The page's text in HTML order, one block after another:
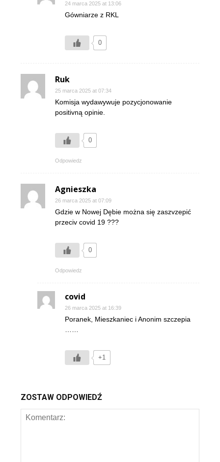
24 marca 2025 at 13:06
Gówniarze z RKL
0
Ruk
25 marca 2025 at 07:34
Komisja wydawywuje pozycjonowanie
positivną opinie.
0
Odpowiedz
Agnieszka
26 marca 2025 at 07:09
Gdzie w Nowej Dębie można się zaszvzepić
przeciv covid 19 ???
0
Odpowiedz
covid
26 marca 2025 at 16:39
Poranek, Mieszkaniec i Anonim szczepia
……
+1
ZOSTAW ODPOWIEDŹ